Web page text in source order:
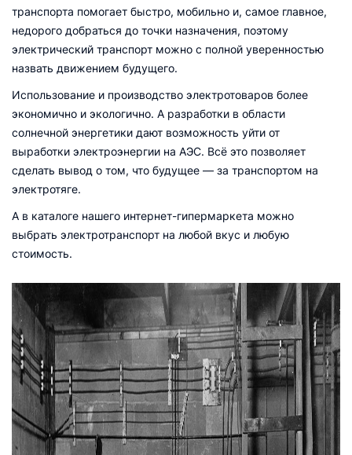
транспорта помогает быстро, мобильно и, самое главное,
недорого добраться до точки назначения, поэтому
электрический транспорт можно с полной уверенностью
назвать движением будущего.
Использование и производство электротоваров более
экономично и экологично. А разработки в области
солнечной энергетики дают возможность уйти от
выработки электроэнергии на АЭС. Всё это позволяет
сделать вывод о том, что будущее — за транспортом на
электротяге.
А в каталоге нашего интернет-гипермаркета можно
выбрать электротранспорт на любой вкус и любую
стоимость.